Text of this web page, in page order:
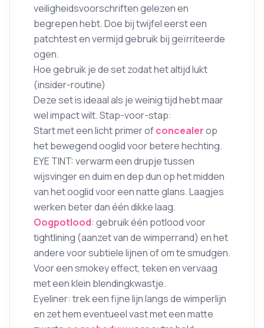
veiligheidsvoorschriften gelezen en
begrepen hebt. Doe bij twijfel eerst een
patchtest en vermijd gebruik bij geïrriteerde
ogen.
Hoe gebruik je de set zodat het altijd lukt
(insider-routine)
Deze set is ideaal als je weinig tijd hebt maar
wel impact wilt. Stap-voor-stap:
Start met een licht primer ofconcealerop
het bewegend ooglid voor betere hechting.
EYE TINT: verwarm een drupje tussen
wijsvinger en duim en dep dun op het midden
van het ooglid voor een natte glans. Laagjes
werken beter dan één dikke laag.
Oogpotlood: gebruik één potlood voor
tightlining (aanzet van de wimperrand) en het
andere voor subtiele lijnen of om te smudgen.
Voor een smokey effect, teken en vervaag
met een klein blendingkwastje.
Eyeliner: trek een fijne lijn langs de wimperlijn
en zet hem eventueel vast met een matte